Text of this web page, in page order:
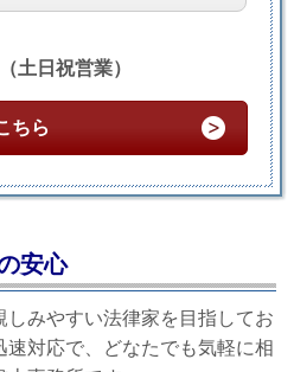
土日祝営業）
ちら
安心
みやすい法律家を目指してお
速対応で、どなたでも気軽に相